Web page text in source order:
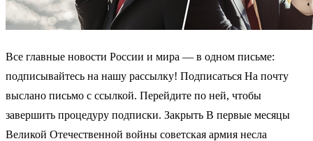
Все главные новости России и мира — в одном письме:
подписывайтесь на нашу рассылку! Подписаться На почту
выслано письмо с ссылкой. Перейдите по ней, чтобы
завершить процедуру подписки. Закрыть В первые месяцы
Великой Отечественной войны советская армия несла